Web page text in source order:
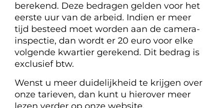
berekend. Deze bedragen gelden voor het
eerste uur van de arbeid. Indien er meer
tijd besteed moet worden aan de camera-
inspectie, dan wordt er 20 euro voor elke
volgende kwartier gerekend. Dit bedrag is
exclusief btw.
Wenst u meer duidelijkheid te krijgen over
onze tarieven, dan kunt u hierover meer